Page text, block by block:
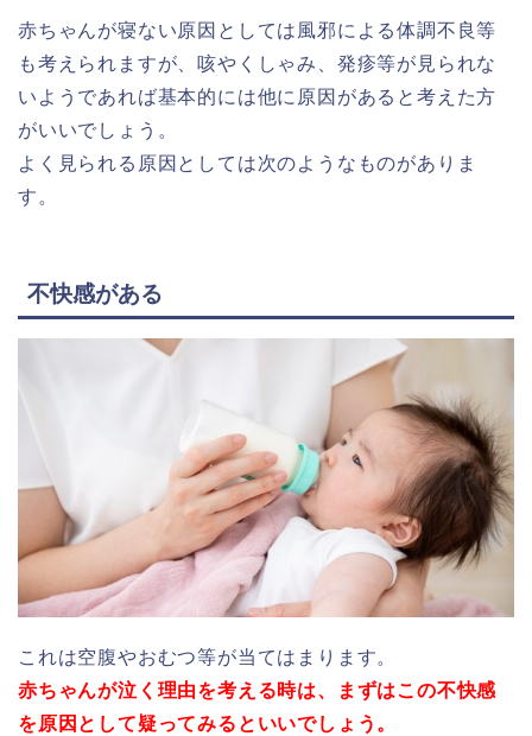
赤ちゃんが寝ない原因としては風邪による体調不良等
も考えられますが、咳やくしゃみ、発疹等が見られな
いようであれば基本的には他に原因があると考えた方
がいいでしょう。
よく見られる原因としては次のようなものがありま
す。
不快感がある
これは空腹やおむつ等が当てはまります。
赤ちゃんが泣く理由を考える時は、まずはこの不快感
を原因として疑ってみるといいでしょう。